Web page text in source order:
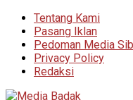
Tentang Kami
Pasang Iklan
Pedoman Media
Privacy Policy
Redaksi